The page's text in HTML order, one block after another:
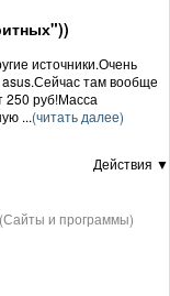
источники.Очень
там вообще
250 руб!Масса
...(читать далее)
Действия ▼
(Сайты и программы)